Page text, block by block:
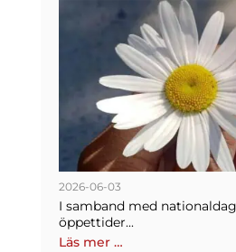
2026-06-03
I samband med
öppettider...
Läs mer …